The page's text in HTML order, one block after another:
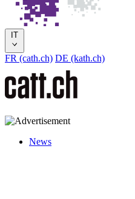
IT
FR (cath.ch) DE (kath.ch)
News